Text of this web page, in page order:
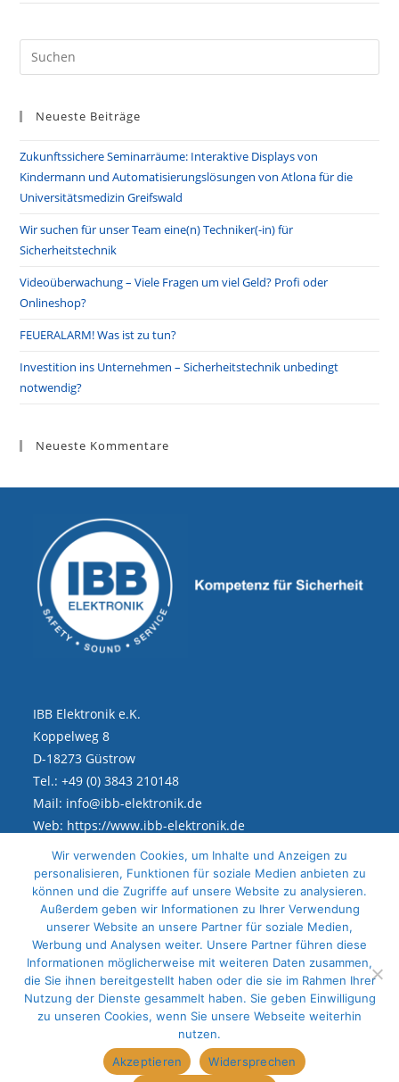
Geld?
Onlineshop?
Neueste Beiträge
Zukunftssichere Seminarräume: Interaktive Displays von
Kindermann und Automatisierungslösungen von Atlona für die
Universitätsmedizin Greifswald
Wir suchen für unser Team eine(n) Techniker(-in) für
Sicherheitstechnik
Videoüberwachung – Viele Fragen um viel Geld? Profi oder
Onlineshop?
FEUERALARM! Was ist zu tun?
Investition ins Unternehmen – Sicherheitstechnik unbedingt
notwendig?
Neueste Kommentare
IBB Elektronik e.K.
Koppelweg 8
D-18273 Güstrow
Tel.: +49 (0) 3843 210148
Mail: info@ibb-elektronik.de
Web: https://www.ibb-elektronik.de
Rechtliches
Impressum
Datenschutz
Sitemap
Wir verwenden Cookies, um Inhalte und Anzeigen zu
personalisieren, Funktionen für soziale Medien anbieten zu
können und die Zugriffe auf unsere Website zu analysieren.
Außerdem geben wir Informationen zu Ihrer Verwendung
unserer Website an unsere Partner für soziale Medien,
Werbung und Analysen weiter. Unsere Partner führen diese
Informationen möglicherweise mit weiteren Daten zusammen,
die Sie ihnen bereitgestellt haben oder die sie im Rahmen Ihrer
Nutzung der Dienste gesammelt haben. Sie geben Einwilligung
zu unseren Cookies, wenn Sie unsere Webseite weiterhin
nutzen.
Akzeptieren
Widersprechen